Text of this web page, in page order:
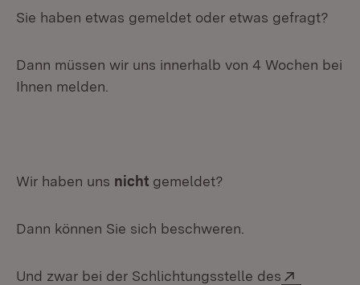
Sie haben etwas gemeldet oder etwas gefragt?
Dann müssen wir uns innerhalb von 4 Wochen bei
Ihnen melden.
Wir haben uns nicht gemeldet?
Dann können Sie sich beschweren.
Und zwar bei der Schlichtungsstelle des